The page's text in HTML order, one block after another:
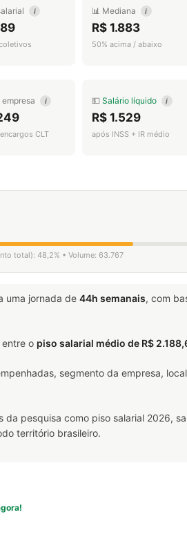
i 📊 Mediana i
R$ 1.883
50% acima / abaixo
i
CLT
💵 Salário líquido i
R$ 1.529
após INSS + IR médio
total): 48,2% • Volume: 63.767
uma jornada de 44h semanais, com
o piso salarial médio de R$
segmento da empresa,
da pesquisa como piso salarial 2026,
território brasileiro.